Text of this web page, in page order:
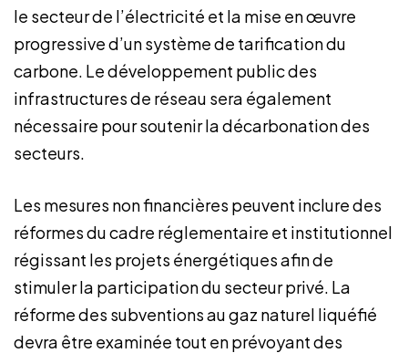
le secteur de l’électricité et la mise en œuvre
progressive d’un système de tarification du
carbone. Le développement public des
infrastructures de réseau sera également
nécessaire pour soutenir la décarbonation des
secteurs.
Les mesures non financières peuvent inclure des
réformes du cadre réglementaire et institutionnel
régissant les projets énergétiques afin de
stimuler la participation du secteur privé. La
réforme des subventions au gaz naturel liquéfié
devra être examinée tout en prévoyant des